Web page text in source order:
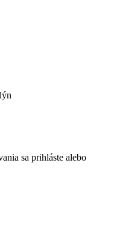
sa prihláste alebo